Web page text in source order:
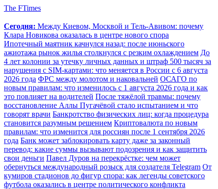
The FTimes
Сегодня: Между Киевом, Москвой и Тель-Авивом: почему
Клара Новикова оказалась в центре нового спора
Ипотечный маятник качнулся назад: после июньского
ажиотажа рынок жилья столкнулся с резким охлаждением До
4 лет колонии за утечку личных данных и штраф 500 тысяч за
нарушения с SIM-картами: что меняется в России с 6 августа
2026 года ФРС между молотом и наковальней ОСАГО по
новым правилам: что изменилось с 1 августа 2026 года и как
это повлияет на водителей После тяжёлой травмы: почему
восстановление Аллы Пугачёвой стало испытанием и что
говорят врачи Банкротство физических лиц: когда процедура
становится разумным решением Криптовалюта по новым
правилам: что изменится для россиян после 1 сентября 2026
года Банк может заблокировать карту даже за законный
перевод: какие суммы вызывают подозрения и как защитить
свои деньги Павел Дуров на перекрёстке: чем может
обернуться международный розыск для создателя Telegram От
кумиров стадионов до фигур спора: как легенды советского
футбола оказались в центре политического конфликта